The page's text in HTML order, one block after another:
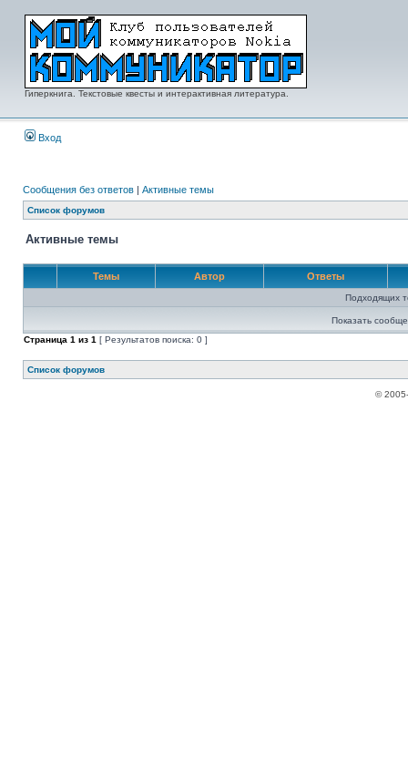
Гиперкнига. Текстовые квесты и интерактивная литература.
Вход
Сообщения без ответов | Активные темы
Список форумов
Активные темы
Темы Автор Ответы
Подходящих
Показать
Страница 1 из 1 [ Результатов поиска: 0 ]
Список форумов
©